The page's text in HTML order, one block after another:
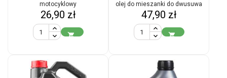
motocyklowy
Cena
26,90 zł

olej do mieszanki do dwusuwa
skuterów
Cena
47,90 zł
